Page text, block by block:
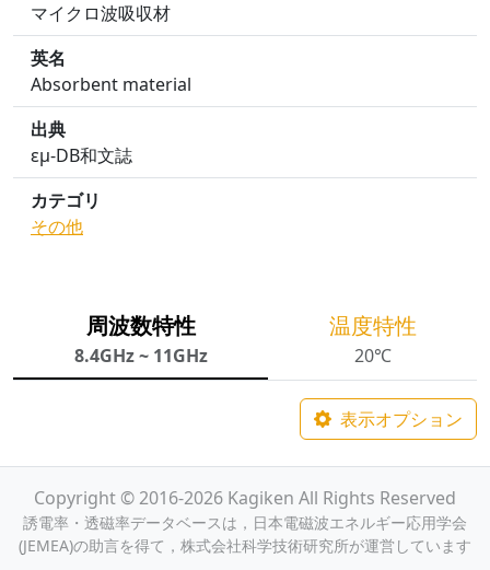
マイクロ波吸収材
英名
Absorbent material
出典
εμ-DB和文誌
カテゴリ
その他
周波数特性
8.4GHz ~ 11GHz
温度特性
20℃
表示オプション
Copyright © 2016-2026 Kagiken All Rights Reserved
誘電率・透磁率データベースは，日本電磁波エネルギー応用学会
(JEMEA)の助言を得て，株式会社科学技術研究所が運営しています